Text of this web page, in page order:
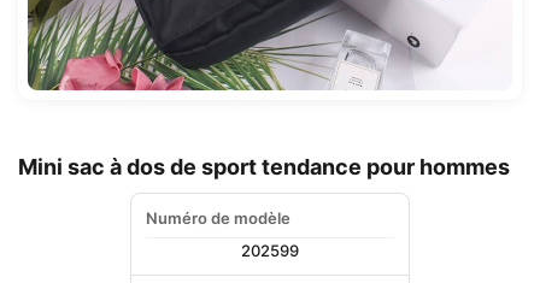
Mini sac à dos de sport tendance pour hommes
Numéro de modèle
202599